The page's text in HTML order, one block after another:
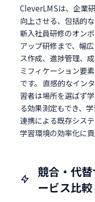
CleverLMSは、企業
向上させる、包括的
新入社員研修のオン
アップ研修まで、幅
ス作成、進捗管理、
ミフィケーション要
です。 直感的なイン
習者は場所を選ばず
る効果測定もでき、
連携による既存シス
学習環境の効率化に貢
競合・代
ービス比較